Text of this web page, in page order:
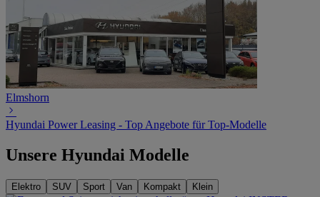
Elmshorn
Hyundai Power Leasing - Top Angebote für Top-Modelle
Unsere Hyundai Modelle
Elektro SUV Sport Van Kompakt Klein